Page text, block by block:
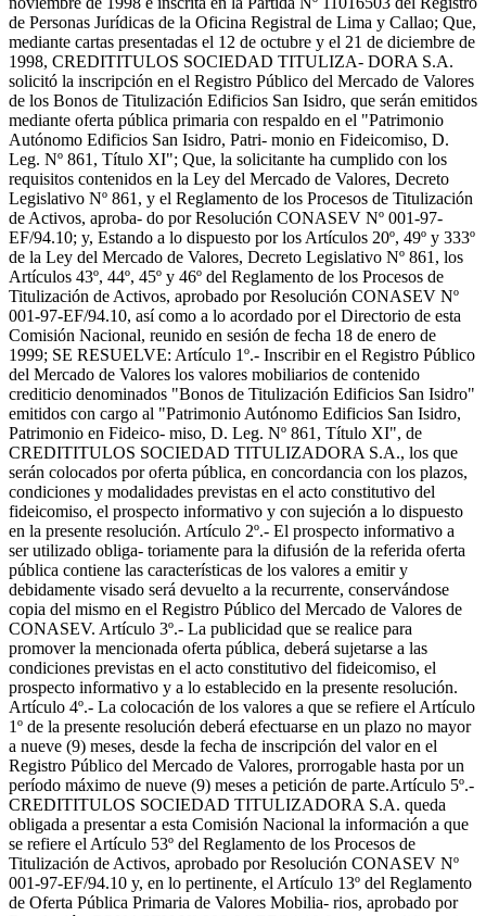
de Personas Jurídicas de la Oficina Registral de Lima y Callao; Que,
mediante cartas presentadas el 12 de octubre y el 21 de diciembre de
1998, CREDITITULOS SOCIEDAD TITULIZA- DORA S.A.
solicitó la inscripción en el Registro Público del Mercado de Valores
de los Bonos de Titulización Edificios San Isidro, que serán emitidos
mediante oferta pública primaria con respaldo en el "Patrimonio
Autónomo Edificios San Isidro, Patri- monio en Fideicomiso, D.
Leg. Nº 861, Título XI"; Que, la solicitante ha cumplido con los
requisitos contenidos en la Ley del Mercado de Valores, Decreto
Legislativo Nº 861, y el Reglamento de los Procesos de Titulización
de Activos, aproba- do por Resolución CONASEV Nº 001-97-
EF/94.10; y, Estando a lo dispuesto por los Artículos 20º, 49º y 333º
de la Ley del Mercado de Valores, Decreto Legislativo Nº 861, los
Artículos 43º, 44º, 45º y 46º del Reglamento de los Procesos de
Titulización de Activos, aprobado por Resolución CONASEV Nº
001-97-EF/94.10, así como a lo acordado por el Directorio de esta
Comisión Nacional, reunido en sesión de fecha 18 de enero de
1999; SE RESUELVE: Artículo 1º.- Inscribir en el Registro Público
del Mercado de Valores los valores mobiliarios de contenido
crediticio denominados "Bonos de Titulización Edificios San Isidro"
emitidos con cargo al "Patrimonio Autónomo Edificios San Isidro,
Patrimonio en Fideico- miso, D. Leg. Nº 861, Título XI", de
CREDITITULOS SOCIEDAD TITULIZADORA S.A., los que
serán colocados por oferta pública, en concordancia con los plazos,
condiciones y modalidades previstas en el acto constitutivo del
fideicomiso, el prospecto informativo y con sujeción a lo dispuesto
en la presente resolución. Artículo 2º.- El prospecto informativo a
ser utilizado obliga- toriamente para la difusión de la referida oferta
pública contiene las características de los valores a emitir y
debidamente visado será devuelto a la recurrente, conservándose
copia del mismo en el Registro Público del Mercado de Valores de
CONASEV. Artículo 3º.- La publicidad que se realice para
promover la mencionada oferta pública, deberá sujetarse a las
condiciones previstas en el acto constitutivo del fideicomiso, el
prospecto informativo y a lo establecido en la presente resolución.
Artículo 4º.- La colocación de los valores a que se refiere el Artículo
1º de la presente resolución deberá efectuarse en un plazo no mayor
a nueve (9) meses, desde la fecha de inscripción del valor en el
Registro Público del Mercado de Valores, prorrogable hasta por un
período máximo de nueve (9) meses a petición de parte.Artículo 5º.-
CREDITITULOS SOCIEDAD TITULIZADORA S.A. queda
obligada a presentar a esta Comisión Nacional la información a que
se refiere el Artículo 53º del Reglamento de los Procesos de
Titulización de Activos, aprobado por Resolución CONASEV Nº
001-97-EF/94.10 y, en lo pertinente, el Artículo 13º del Reglamento
de Oferta Pública Primaria de Valores Mobilia- rios, aprobado por